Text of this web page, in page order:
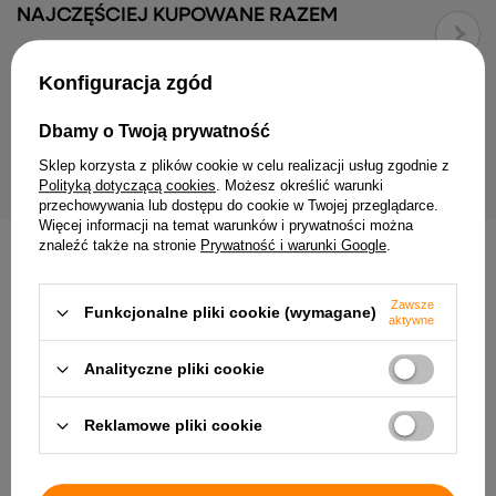
uprawę roślin
✔
✔ Wysokość: 25 cm
✔ Szerokość: 38 cm
✔ Długość: 38 cm
✔ Dzięki eleganckiemu designowi
kwietnik idealnie komponuje się w
różnych aranżacjach, tworząc
wyjątkową przestrzeń pełną zieleni i
harmonii. Doskonały wybór dla osób
ceniących styl, trwałość i wygodę
użytkowania!
NAJCZĘŚCIEJ KUPOWANE RAZEM
Doniczka drewniana
Konfiguracja zgód
Dbamy o Twoją prywatność
Sklep korzysta z plików cookie w celu realizacji usług zgodnie z
Polityką dotyczącą cookies. Możesz określić warunki
przechowywania lub dostępu do cookie w Twojej przeglądarce.
Więcej informacji na temat warunków i prywatności można
znaleźć także na stronie Prywatność i warunki Google.
Funkcjonalne pliki cookie (wymagane)
Zawsze
aktywne
Analityczne pliki cookie
Reklamowe pliki cookie